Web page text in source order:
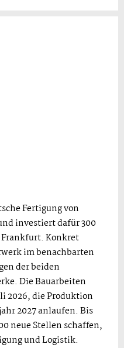
Fertigung von
investiert dafür 300
Konkret
im benachbarten
der beiden
Die Bauarbeiten
2026, die Produktion
2027 anlaufen. Bis
neue Stellen schaffen,
und Logistik.